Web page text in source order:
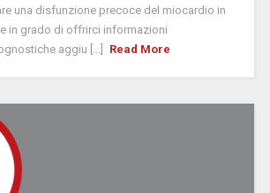
una disfunzione precoce del miocardio in
in grado di offrirci informazioni
aggiu [...]
Read More